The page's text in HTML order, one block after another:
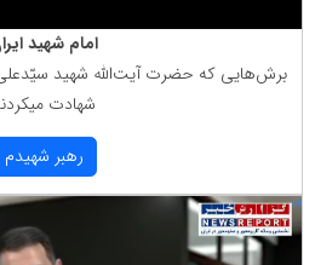
امام شهید
برش‌هایی كه حضرت آیت‌الله شهید سیّدعلی
شهادت
رهبر شهیدم